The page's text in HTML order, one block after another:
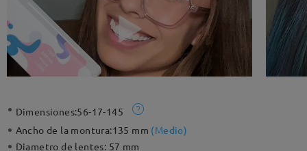
Dimensiones:56-17-145
Ancho de la montura:135 mm (Medio)
Diametro de lentes: 57 mm